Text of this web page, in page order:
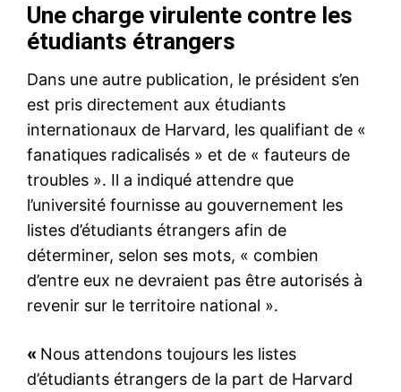
Une charge virulente contre les
étudiants étrangers
Dans une autre publication, le président s’en
est pris directement aux étudiants
internationaux de Harvard, les qualifiant de «
fanatiques radicalisés » et de « fauteurs de
troubles ». Il a indiqué attendre que
l’université fournisse au gouvernement les
listes d’étudiants étrangers afin de
déterminer, selon ses mots, « combien
d’entre eux ne devraient pas être autorisés à
revenir sur le territoire national ».
« Nous attendons toujours les listes
d’étudiants étrangers de la part de Harvard